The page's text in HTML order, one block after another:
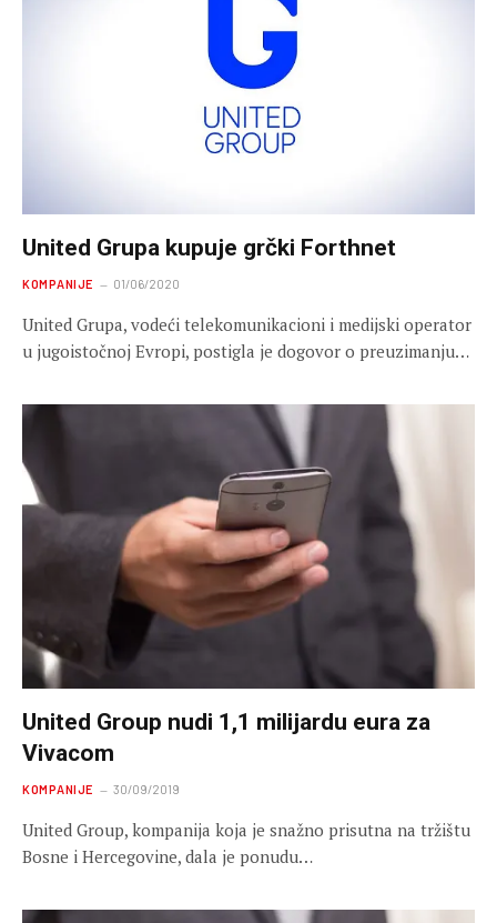
United Grupa kupuje grčki Forthnet
KOMPANIJE 01/06/2020
United Grupa, vodeći telekomunikacioni i medijski operator
u jugoistočnoj Evropi, postigla je dogovor o preuzimanju…
United Group nudi 1,1 milijardu eura za
Vivacom
KOMPANIJE 30/09/2019
United Group, kompanija koja je snažno prisutna na tržištu
Bosne i Hercegovine, dala je ponudu…